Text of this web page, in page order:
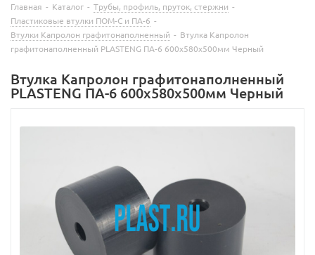
Главная - Каталог - Трубы, профиль, пруток, стержни -
Пластиковые втулки ПОМ-С и ПА-6 -
Втулки Капролон графитонаполненный - Втулка Капролон
графитонаполненный PLASTENG ПА-6 600х580х500мм Черный
Втулка Капролон графитонаполненный
PLASTENG ПА-6 600х580х500мм Черный